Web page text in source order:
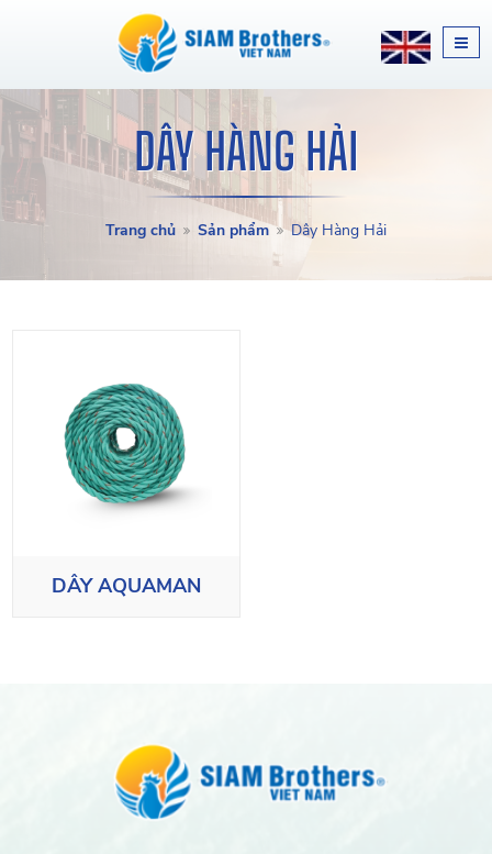
DÂY HÀNG HẢI
Trang chủ Sản phẩm Dây Hàng Hải
DÂY AQUAMAN